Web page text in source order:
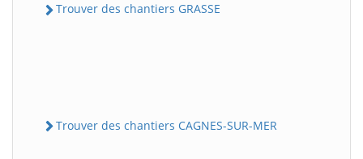
Trouver des chantiers GRASSE
Trouver des chantiers CAGNES-SUR-MER